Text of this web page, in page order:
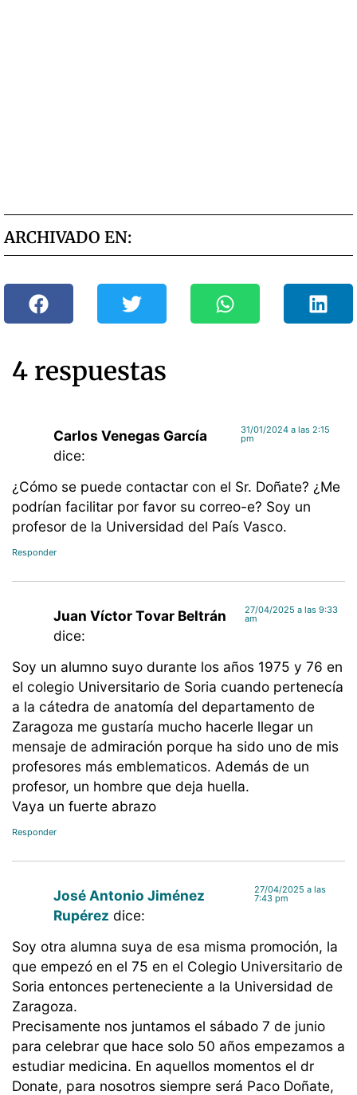
ARCHIVADO EN:
4 respuestas
Carlos Venegas García
dice:
31/01/2024 a las 2:15
pm
¿Cómo se puede contactar con el Sr. Doñate? ¿Me
podrían facilitar por favor su correo-e? Soy un
profesor de la Universidad del País Vasco.
Responder
Juan Víctor Tovar Beltrán
dice:
27/04/2025 a las 9:33
am
Soy un alumno suyo durante los años 1975 y 76 en
el colegio Universitario de Soria cuando pertenecía
a la cátedra de anatomía del departamento de
Zaragoza me gustaría mucho hacerle llegar un
mensaje de admiración porque ha sido uno de mis
profesores más emblematicos. Además de un
profesor, un hombre que deja huella.
Vaya un fuerte abrazo
Responder
José Antonio Jiménez
Rupérez dice:
27/04/2025 a las
7:43 pm
Soy otra alumna suya de esa misma promoción, la
que empezó en el 75 en el Colegio Universitario de
Soria entonces perteneciente a la Universidad de
Zaragoza.
Precisamente nos juntamos el sábado 7 de junio
para celebrar que hace solo 50 años empezamos a
estudiar medicina. En aquellos momentos el dr
Donate, para nosotros siempre será Paco Doñate,